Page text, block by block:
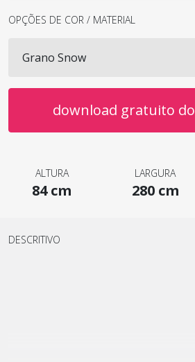
OPÇÕES DE COR / MATERIAL
download gratuito do
ALTURA
84 cm
LARGURA
280 cm
DESCRITIVO